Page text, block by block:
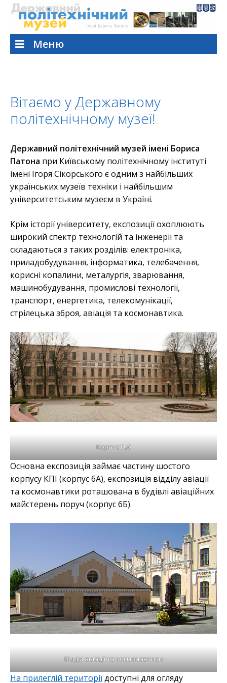
Меню
Вітаємо у Державному
політехнічному музеї!
Державний політехнічний музей імені Бориса
Патона при Київському політехнічному інституті
імені Ігоря Сікорського є одним з найбільших
українських музеїв техніки і найбільшим
університетським музеєм в Україні.
Крім історії університету, експозиції охоплюють
широкий спектр технологій та інженерії та
складаються з таких розділів: електроніка,
приладобудування, інформатика, телебачення,
корисні копалини, металургія, зварювання,
машинобудування, промислові технології,
транспорт, енергетика, телекомунікації,
стрілецька зброя, авіація та космонавтика.
Корпус №6
Основна експозиція займає частину шостого
корпусу КПІ (корпус 6А), експозиція відділу авіації
та космонавтики роташована в будівлі авіаційних
майстерень поруч (корпус 6Б).
Відділ авіації та космонавтики
На прилеглій територіїдоступні для огляду